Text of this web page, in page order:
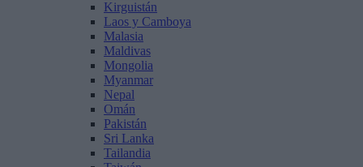
Kirguistán
Laos y Camboya
Malasia
Maldivas
Mongolia
Myanmar
Nepal
Omán
Pakistán
Sri Lanka
Tailandia